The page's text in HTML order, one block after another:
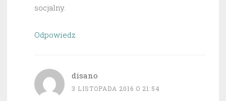
socjalny.
Odpowiedz
disano
3 LISTOPADA 2016 O 21:54